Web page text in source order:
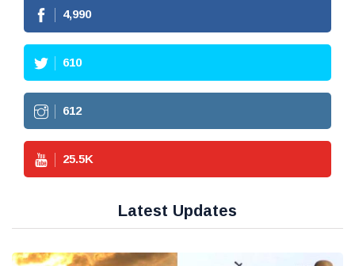
4,990
610
612
25.5K
Latest Updates